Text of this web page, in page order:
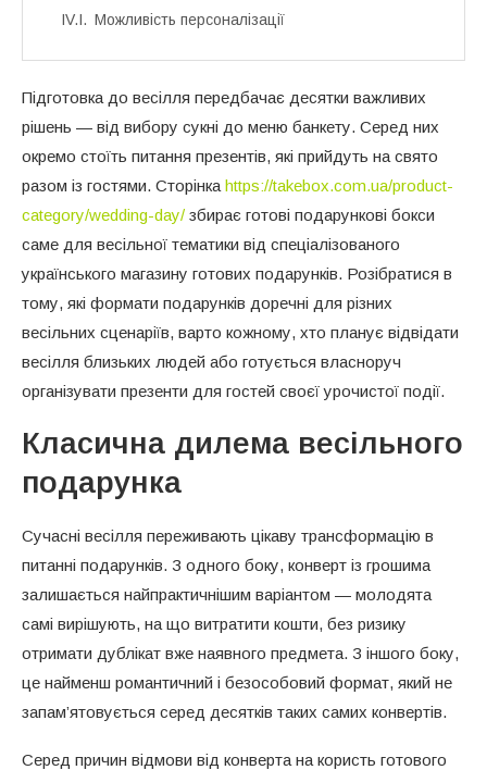
Можливість персоналізації
Підготовка до весілля передбачає десятки важливих
рішень — від вибору сукні до меню банкету. Серед них
окремо стоїть питання презентів, які прийдуть на свято
разом із гостями. Сторінка https://takebox.com.ua/product-
category/wedding-day/ збирає готові подарункові бокси
саме для весільної тематики від спеціалізованого
українського магазину готових подарунків. Розібратися в
тому, які формати подарунків доречні для різних
весільних сценаріїв, варто кожному, хто планує відвідати
весілля близьких людей або готується власноруч
організувати презенти для гостей своєї урочистої події.
Класична дилема весільного
подарунка
Сучасні весілля переживають цікаву трансформацію в
питанні подарунків. З одного боку, конверт із грошима
залишається найпрактичнішим варіантом — молодята
самі вирішують, на що витратити кошти, без ризику
отримати дублікат вже наявного предмета. З іншого боку,
це найменш романтичний і безособовий формат, який не
запам’ятовується серед десятків таких самих конвертів.
Серед причин відмови від конверта на користь готового